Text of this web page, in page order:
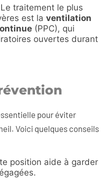
traitement le plus
est la ventilation
(PPC), qui
ouvertes durant
pour éviter
Voici quelques conseils
position aide à garder